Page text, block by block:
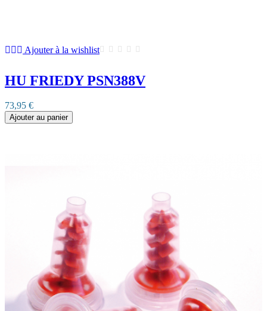
Ajouter à la wishlist
HU FRIEDY PSN388V
73,95 €
Ajouter au panier